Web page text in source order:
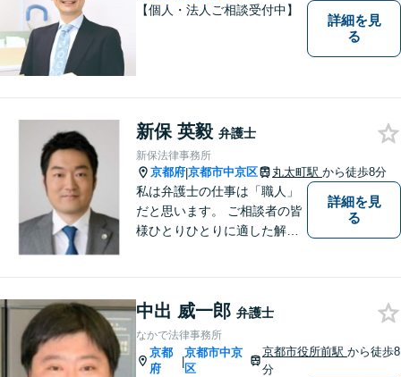
【個人・法人ご相談受付中】
詳細を見
る
新保 英毅 弁護士
新保法律事務所
京都府|京都市中京区 丸太町駅 から徒歩8分
私は弁護士の仕事は「職人」
だと思います。 ご相談者の皆
様ひとりひとりに適した解決
詳細を見
る
中出 威一郎 弁護士
なかで法律事務所
京都
府
|
京都市中京
区
京都市役所前駅から徒歩8
分